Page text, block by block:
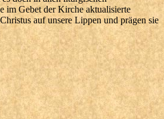
im Gebet der Kirche aktualisierte
auf unsere Lippen und prägen sie